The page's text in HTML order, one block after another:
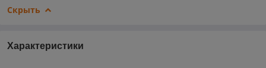
Скрыть
Характеристики